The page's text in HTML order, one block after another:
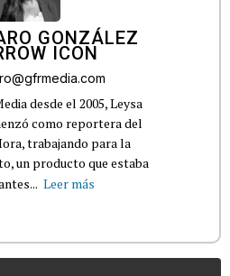
GONZÁLEZ
desde el 2005, Leysa
como reportera del
trabajando para la
un producto que estaba
Leer más